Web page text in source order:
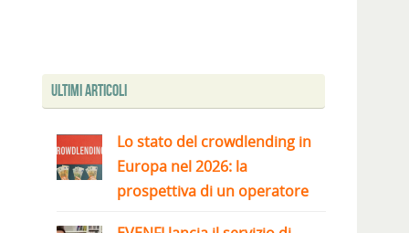
Ultimi articoli
Lo stato del crowdlending in
Europa nel 2026: la
prospettiva di un operatore